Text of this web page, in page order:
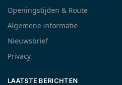
Openingstijden & Route
Algemene informatie
Nieuwsbrief
Privacy
LAATSTE BERICHTEN